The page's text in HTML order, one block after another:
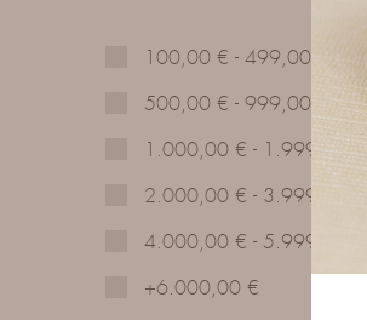
100,00 € - 499,00
500,00 € - 999,00
1.000,00 € - 1.999,00€
2.000,00 € - 3.999,00
4.000,00 € - 5.999,00
+6.000,00 €